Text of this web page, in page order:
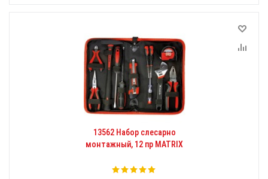
13562 Набор слесарно
монтажный, 12 пр MATRIX